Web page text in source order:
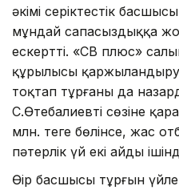
әкімі серіктестік
мұндай сапасыздыққа
ескертті. «СВ плюс»
құрылысы
тоқтап тұрғаны да
С.Өтебалиевтің сөзіне
млн. теңге бөлінсе, жас
пәтерлік үй екі айдың
Өңір басшысы тұрғын